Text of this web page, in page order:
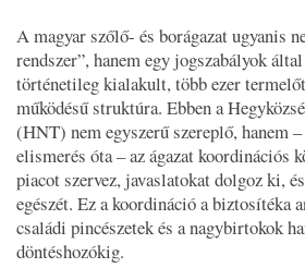
A magyar szőlő- és borágazat ugyanis
rendszer”, hanem egy jogszabályok
történetileg kialakult, több ezer
működésű struktúra. Ebben a
(HNT) nem egyszerű szereplő, hanem
elismerés óta – az ágazat koordinációs
piacot szervez, javaslatokat dolgoz ki,
egészét. Ez a koordináció a biztosítéka
családi pincészetek és a nagybirtokok
döntéshozókig.